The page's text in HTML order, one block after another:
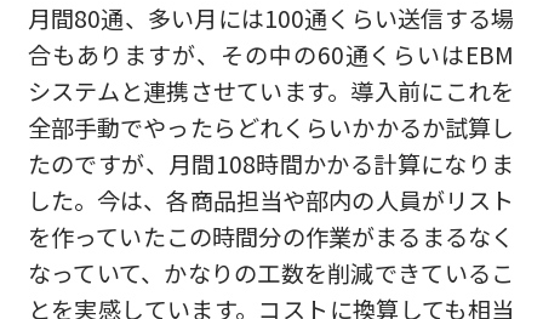
月間80通、多い月には100通くらい送信する場
合もありますが、その中の60通くらいはEBM
システムと連携させています。導入前にこれを
全部手動でやったらどれくらいかかるか試算し
たのですが、月間108時間かかる計算になりま
した。今は、各商品担当や部内の人員がリスト
を作っていたこの時間分の作業がまるまるなく
なっていて、かなりの工数を削減できているこ
とを実感しています。コストに換算しても相当